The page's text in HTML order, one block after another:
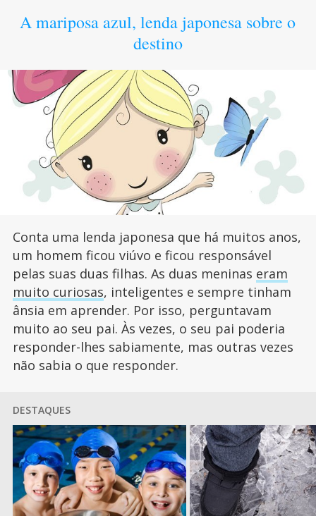
A mariposa azul, lenda japonesa sobre o
destino
Conta uma lenda japonesa que há muitos anos,
um homem ficou viúvo e ficou responsável
pelas suas duas filhas. As duas meninas eram
muito curiosas, inteligentes e sempre tinham
ânsia em aprender. Por isso, perguntavam
muito ao seu pai. Às vezes, o seu pai poderia
responder-lhes sabiamente, mas outras vezes
não sabia o que responder.
DESTAQUES